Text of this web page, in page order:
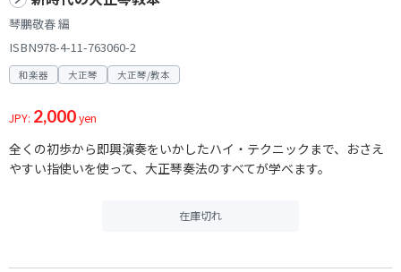
琴鵬敬春 編
ISBN978-4-11-763060-2
和楽器 大正琴 大正琴/教本
JPY: 2,000yen
全くの初歩から即興演奏をいかしたハイ・テクニックまで、おさえ
やすい指使いを使って、大正琴奏法のすべてが学べます。
在庫切れ